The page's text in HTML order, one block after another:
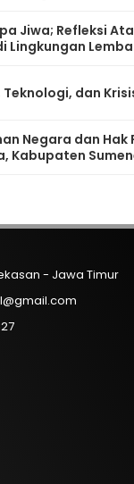
Jiwa; Refleksi
Lingkungan
Teknologi, dan
Negara dan Hak
Kabupaten
- Jawa Timur